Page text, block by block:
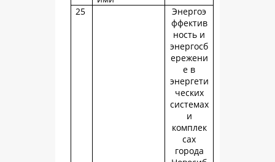
25
Энергоэ
ффектив
ность и
энергосб
ережени
е в
энергети
ческих
системах
и
комплек
сах
города